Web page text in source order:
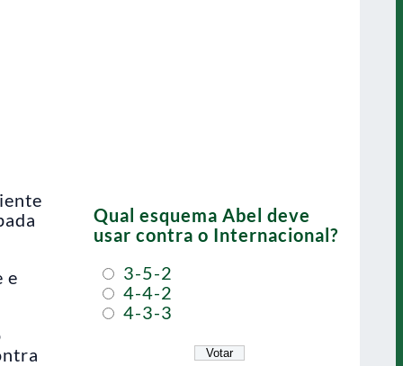
e
Qual esquema Abel deve
usar contra o Internacional?
3-5-2
4-4-2
4-3-3